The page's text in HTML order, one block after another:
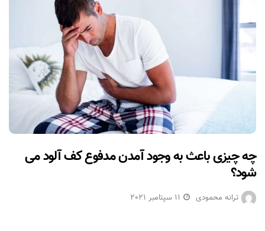
چه چیزی باعث به وجود آمدن مدفوع کف آلود می
شود؟
ترانه محمودی 11 سپتامبر 2021